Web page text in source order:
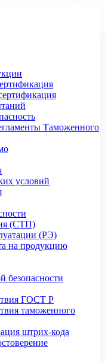
Таможенного
условий
(СТП)
(РЭ)
на продукцию
безопасности
ГОСТ Р
таможенного
штрих-кода